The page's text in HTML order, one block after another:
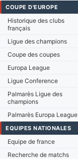
COUPE D'EUROPE
Historique des clubs
français
Ligue des champions
Coupe des coupes
Europa League
Ligue Conference
Palmarès Ligue des
champions
Palmarès Europa League
EQUIPES NATIONALES
Equipe de france
Recherche de matchs